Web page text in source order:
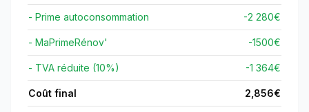
- Prime autoconsommation -2 280€
- MaPrimeRénov' -1500€
- TVA réduite (10%) -1 364€
Coût final 2,856€